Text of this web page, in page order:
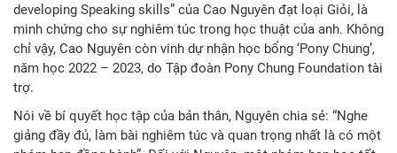
developing Speaking skills” của Cao Nguyên đạt loại Giỏi, là
minh chứng cho sự nghiêm túc trong học thuật của anh. Không
chỉ vậy, Cao Nguyên còn vinh dự nhận học bổng ‘Pony Chung’,
năm học 2022 – 2023, do Tập đoàn Pony Chung Foundation tài
trợ.
Nói về bí quyết học tập của bản thân, Nguyên chia sẻ: “Nghe
giảng đầy đủ, làm bài nghiêm túc và quan trọng nhất là có một